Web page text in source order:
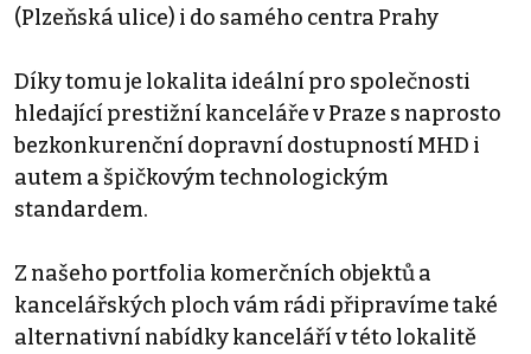
(Plzeňská ulice) i do samého centra Prahy
Díky tomu je lokalita ideální pro společnosti
hledající prestižní kanceláře v Praze s naprosto
bezkonkurenční dopravní dostupností MHD i
autem a špičkovým technologickým
standardem.
Z našeho portfolia komerčních objektů a
kancelářských ploch vám rádi připravíme také
alternativní nabídky kanceláří v této lokalitě